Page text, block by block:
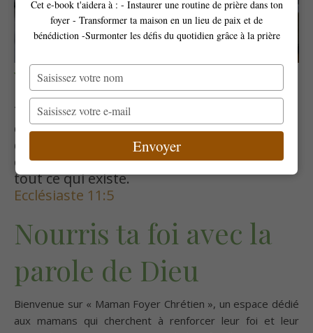
Verset biblique du jour
Tu ne sais pas quel parcours le vent suit ni
comment les os se forment dans le ventre
de la femme enceinte; de même tu ne
connais pas l’œuvre de Dieu, l’auteur de
tout ce qui existe.
Ecclésiaste 11:5
Nourris ta foi avec la
parole de Dieu
Bienvenue sur « Maman Foyer Chrétien », un espace dédié
aux mamans qui cherchent à renforcer leur foi et leur
Cet e-book t'aidera à : - Instaurer une routine de prière dans ton
foyer - Transformer ta maison en un lieu de paix et de
bénédiction -Surmonter les défis du quotidien grâce à la prière
Saisissez
votre
nom
Saisissez
votre
e-
Envoyer